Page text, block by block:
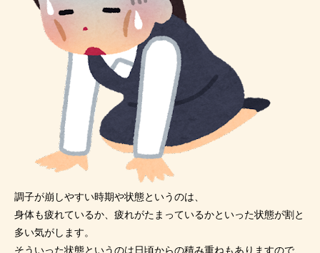
調子が崩しやすい時期や状態というのは、
身体も疲れているか、疲れがたまっているかといった状態が割と
多い気がします。
そういった状態というのは日頃からの積み重ねもありますので、